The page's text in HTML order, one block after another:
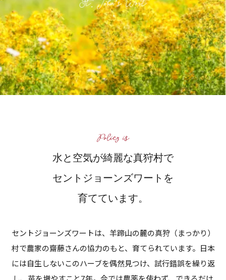
水と空気が綺麗な真狩村で
セントジョーンズワートを
育てています。
セントジョーンズワートは、羊蹄山の麓の真狩（まっかり）
村で農家の齋藤さんの協力のもと、育てられています。日本
には自生しないこのハーブを偶然見つけ、試行錯誤を繰り返